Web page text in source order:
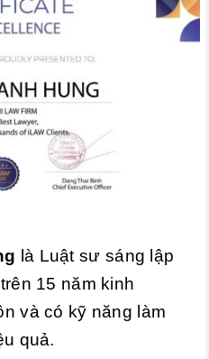
là Luật sư sáng lập
15 năm kinh
và có kỹ năng làm
quả.